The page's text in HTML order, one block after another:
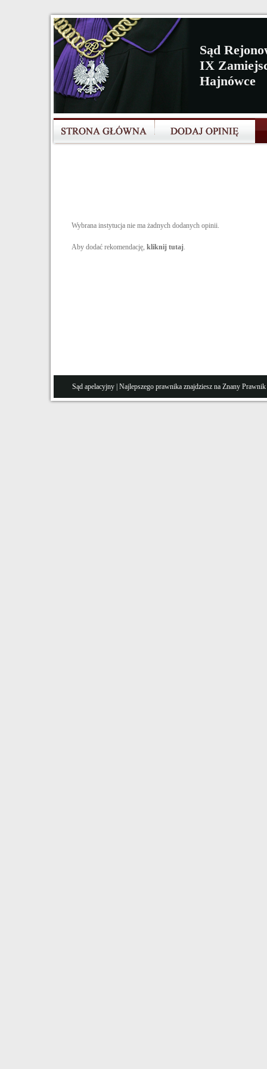
Sąd
IX
Hajnówce
Wybrana instytucja nie ma żadnych dodanych opinii.
Aby dodać rekomendację, kliknij tutaj.
Sąd apelacyjny | Najlepszego prawnika znajdziesz na Znany Prawnik